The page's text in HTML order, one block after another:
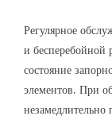
Регулярное
и бесперебойной
состояние
элементов. При
незамедлительно